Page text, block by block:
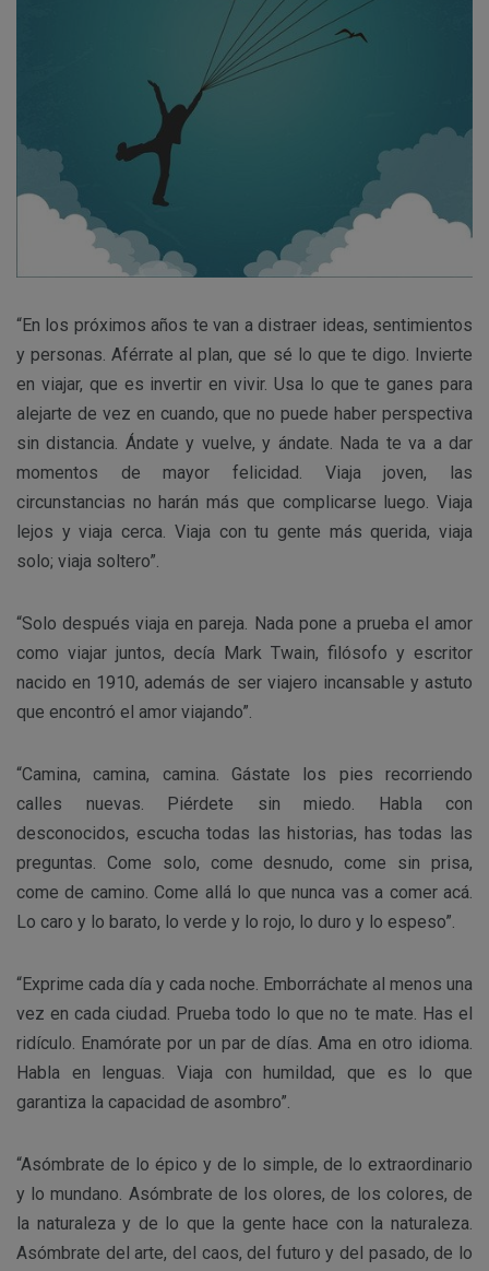
“En los próximos años te van a distraer ideas, sentimientos
y personas. Aférrate al plan, que sé lo que te digo. Invierte
en viajar, que es invertir en vivir. Usa lo que te ganes para
alejarte de vez en cuando, que no puede haber perspectiva
sin distancia. Ándate y vuelve, y ándate. Nada te va a dar
momentos de mayor felicidad. Viaja joven, las
circunstancias no harán más que complicarse luego. Viaja
lejos y viaja cerca. Viaja con tu gente más querida, viaja
solo; viaja soltero”.
“Solo después viaja en pareja. Nada pone a prueba el amor
como viajar juntos, decía Mark Twain, filósofo y escritor
nacido en 1910, además de ser viajero incansable y astuto
que encontró el amor viajando”.
“Camina, camina, camina. Gástate los pies recorriendo
calles nuevas. Piérdete sin miedo. Habla con
desconocidos, escucha todas las historias, has todas las
preguntas. Come solo, come desnudo, come sin prisa,
come de camino. Come allá lo que nunca vas a comer acá.
Lo caro y lo barato, lo verde y lo rojo, lo duro y lo espeso”.
“Exprime cada día y cada noche. Emborráchate al menos una
vez en cada ciudad. Prueba todo lo que no te mate. Has el
ridículo. Enamórate por un par de días. Ama en otro idioma.
Habla en lenguas. Viaja con humildad, que es lo que
garantiza la capacidad de asombro”.
“Asómbrate de lo épico y de lo simple, de lo extraordinario
y lo mundano. Asómbrate de los olores, de los colores, de
la naturaleza y de lo que la gente hace con la naturaleza.
Asómbrate del arte, del caos, del futuro y del pasado, de lo